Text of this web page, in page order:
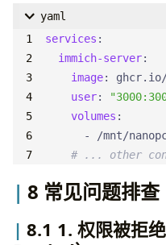
sudo chmod -R
yaml
services :
immich-server:
image:
ghcr.io/
user:
volumes :
- /mnt/
# ... other
8 常见问题排查
8.1 1. 权限被拒